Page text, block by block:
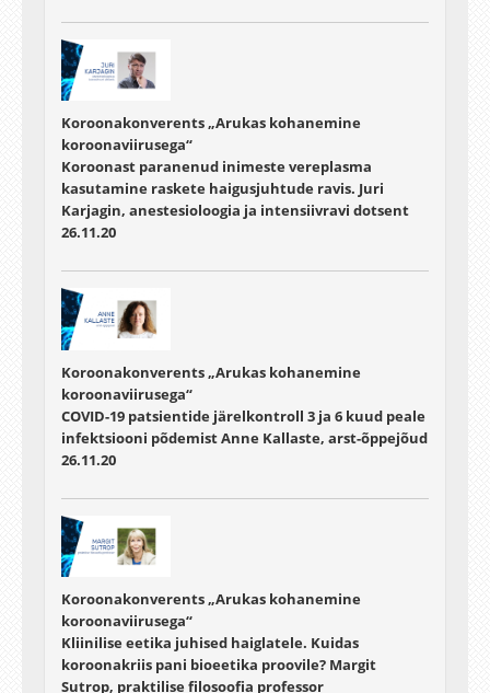
Koroonakonverents „Arukas kohanemine
koroonaviirusega“
Koroonast paranenud inimeste vereplasma
kasutamine raskete haigusjuhtude ravis. Juri
Karjagin, anestesioloogia ja intensiivravi dotsent
26.11.20
Koroonakonverents „Arukas kohanemine
koroonaviirusega“
COVID-19 patsientide järelkontroll 3 ja 6 kuud peale
infektsiooni põdemist Anne Kallaste, arst-õppejõud
26.11.20
Koroonakonverents „Arukas kohanemine
koroonaviirusega“
Kliinilise eetika juhised haiglatele. Kuidas
koroonakriis pani bioeetika proovile? Margit
Sutrop, praktilise filosoofia professor